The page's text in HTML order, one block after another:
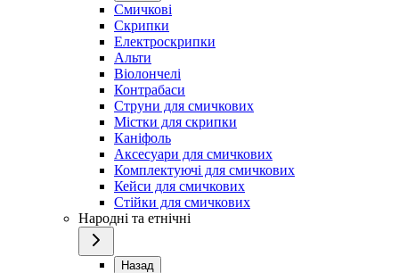
Смичкові
Скрипки
Електроскрипки
Альти
Віолончелі
Контрабаси
Струни для смичкових
Містки для скрипки
Каніфоль
Аксесуари для смичкових
Комплектуючі для смичкових
Кейси для смичкових
Стійки для смичкових
Народні та етнічні
Назад